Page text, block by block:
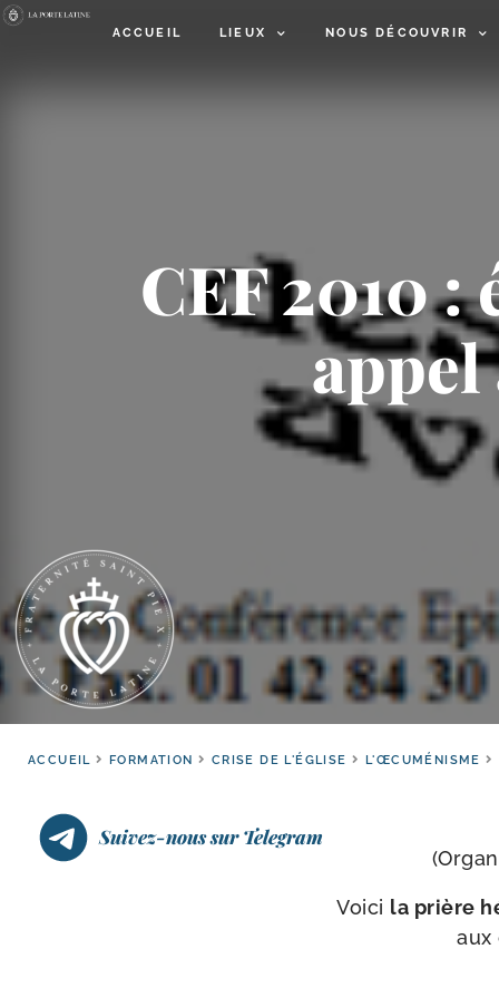
ACCUEIL LIEUX NOUS DÉCOUVRIR
CEF 2010
ACCUEIL FORMATION CRISE DE L'ÉGLISE L'ŒCUMÉNISME
Suivez-nous sur Telegram
(
Voici la prière
aux